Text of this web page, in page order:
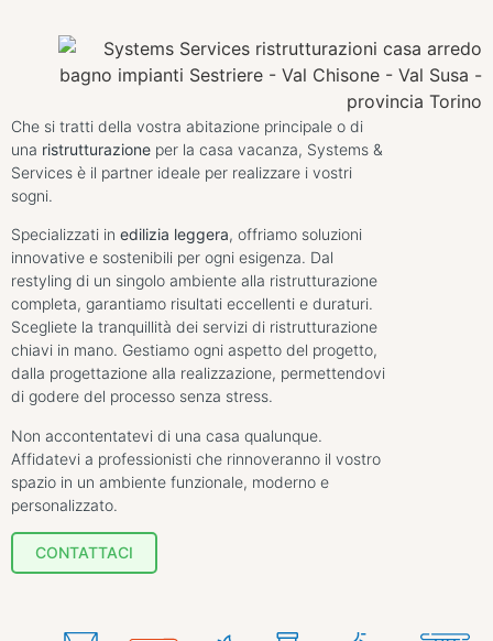
Che si tratti della vostra abitazione principale o di
una ristrutturazione per la casa vacanza, Systems &
Services è il partner ideale per realizzare i vostri
sogni.
Specializzati in edilizia leggera, offriamo soluzioni
innovative e sostenibili per ogni esigenza. Dal
restyling di un singolo ambiente alla ristrutturazione
completa, garantiamo risultati eccellenti e duraturi.
Scegliete la tranquillità dei servizi di ristrutturazione
chiavi in mano. Gestiamo ogni aspetto del progetto,
dalla progettazione alla realizzazione, permettendovi
di godere del processo senza stress.
Non accontentatevi di una casa qualunque.
Affidatevi a professionisti che rinnoveranno il vostro
spazio in un ambiente funzionale, moderno e
personalizzato.
CONTATTACI